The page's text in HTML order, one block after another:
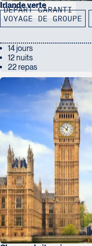
DÉPART GARANTI
Irlande verte
VOYAGE DE GROUPE
14 jours
12 nuits
22 repas